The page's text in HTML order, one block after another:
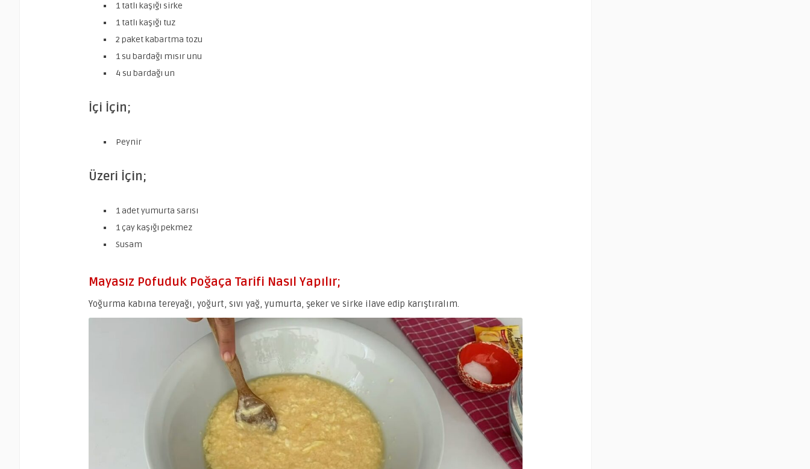
1 tatlı kaşığı sirke
1 tatlı kaşığı tuz
2 paket kabartma tozu
1 su bardağı mısır unu
4 su bardağı un
İçi İçin;
Peynir
Üzeri İçin;
1 adet yumurta sarısı
1 çay kaşığı pekmez
Susam
Mayasız Pofuduk Poğaça Tarifi Nasıl Yapılır;
Yoğurma kabına tereyağı, yoğurt, sıvı yağ, yumurta, şeker ve sirke ilave edip karıştıralım.